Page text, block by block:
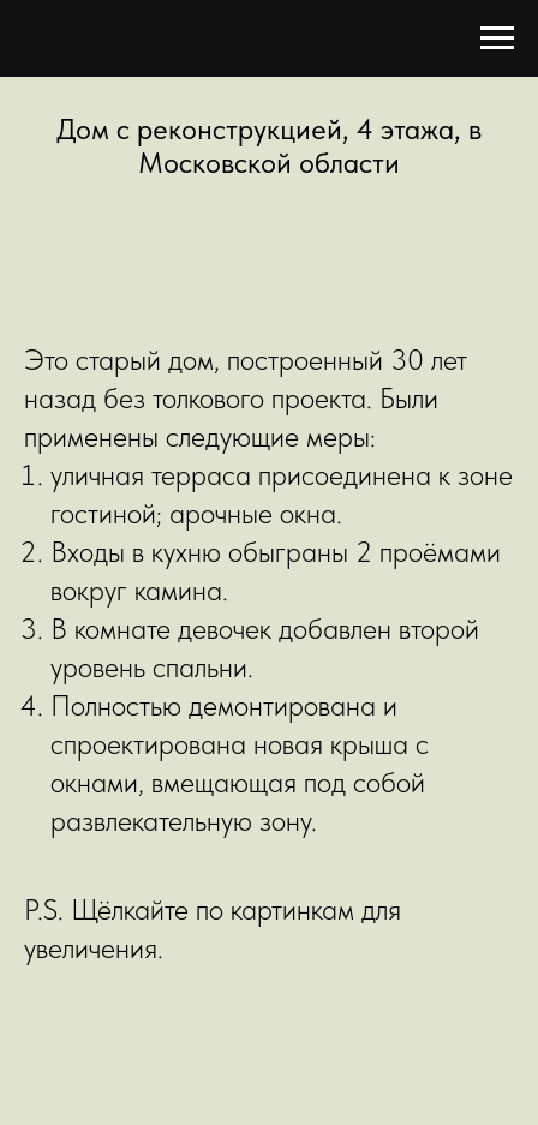
Дом с реконструкцией, 4 этажа, в
Московской области
Это старый дом, построенный 30 лет
назад без толкового проекта. Были
применены следующие меры:
уличная терраса присоединена к зоне
гостиной; арочные окна.
Входы в кухню обыграны 2 проёмами
вокруг камина.
В комнате девочек добавлен второй
уровень спальни.
Полностью демонтирована и
спроектирована новая крыша с
окнами, вмещающая под собой
развлекательную зону.
P.S. Щёлкайте по картинкам для
увеличения.